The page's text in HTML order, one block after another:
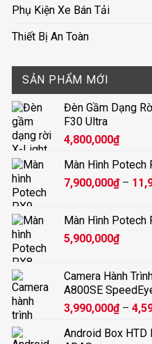
Phụ Kiện Xe Bán Tải
Thiết Bị An Toàn
SẢN PHẨM MỚI
Đèn Gầm Dạng
F30 Ultra
4,800,000₫
Màn Hình Potech
7,900,000₫ –
Màn Hình Potech
5,900,000₫
Camera Hành
A800SE
3,990,000₫ –
Android Box HTD